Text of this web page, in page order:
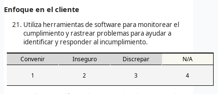
Enfoque en el cliente
Utiliza herramientas de software para monitorear el
cumplimiento y rastrear problemas para ayudar a
identificar y responder al incumplimiento.
Convenir Inseguro Discrepar N/A
1 2 3 4